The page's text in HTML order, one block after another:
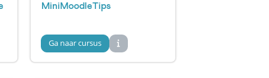
MiniMoodleTips
Ga naar cursus